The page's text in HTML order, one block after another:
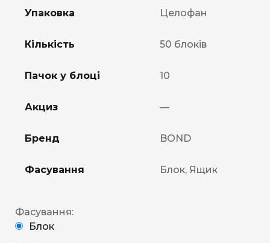
Упаковка Целофан
Кількість 50 блоків
Пачок у блоці 10
Акциз —
Бренд BOND
Фасування Блок, Ящик
Фасування:
Блок